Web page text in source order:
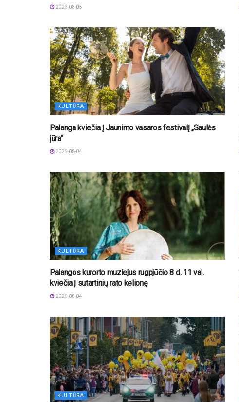
2026-08-05
KULTŪRA
Palanga kviečia į Jaunimo vasaros festivalį „Saulės
jūra“
2026-08-04
KULTŪRA
Palangos kurorto muziejus rugpjūčio 8 d. 11 val.
kviečia į sutartinių rato kelionę
2026-08-04
KULTŪRA